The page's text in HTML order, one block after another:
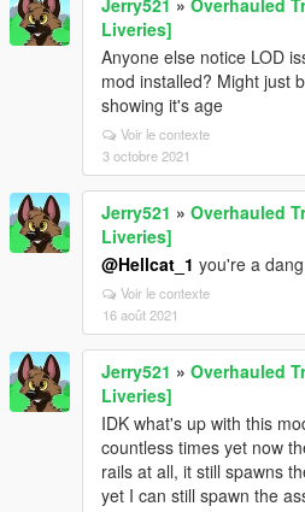
Jerry521 » Overhauled
Liveries]
Anyone else notice LOD
mod installed? Might just
showing it's age
Voir le contexte
3 octobre 2021
Jerry521 » Overhauled
Liveries]
@Hellcat_1 you're a
Voir le contexte
16 août 2021
Jerry521 » Overhauled
Liveries]
IDK what's up with this
countless times yet now
rails at all, it still spawns
yet I can still spawn the